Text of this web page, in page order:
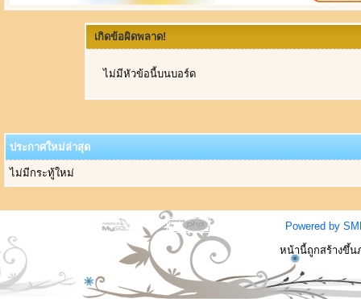
เกิดข้อผิดพลาด!
ไม่มีหัวข้อนี้บนบอร์ด
ประกาศใหม่ล่าสุด
ไม่มีกระทู้ใหม่
Powered by
หน้านี้ถูกสร้างขึ้น